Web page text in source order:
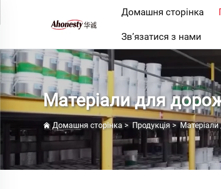
Домашня сторінка
Зв’язатися з нами
Матеріали для
Домашня сторінка >Продукція>Матеріали